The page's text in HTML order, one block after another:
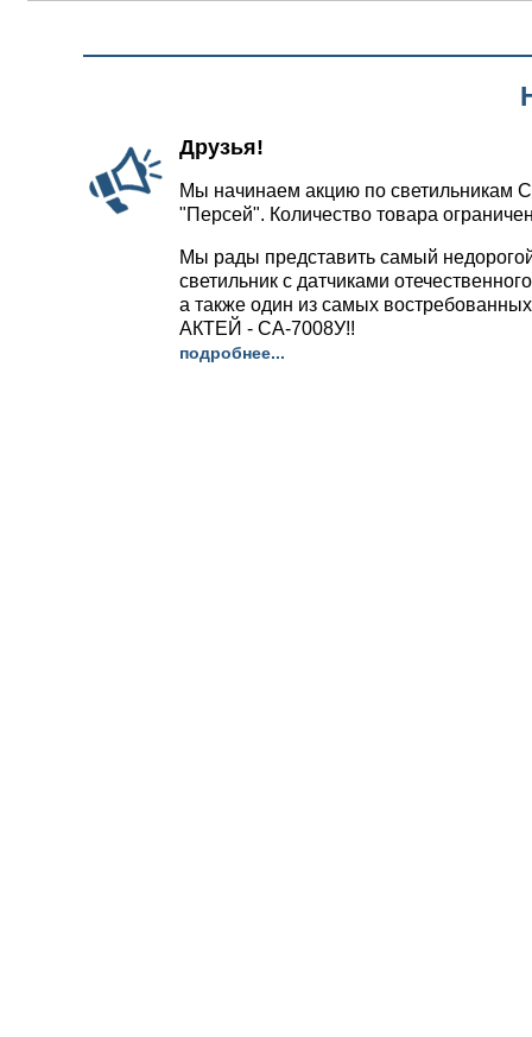
Друзья!
Мы начинаем акцию по светильникам
"Персей". Количество товара
Мы рады представить самый
светильник с датчиками
а также один из самых
АКТЕЙ - СА-7008У!!
подробнее...